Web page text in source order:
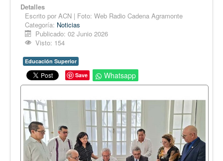
Fotorreportaje
Opinión
En audio
Medio Ambiente
Ciencia, tecnología y curiosidades
Francés
Inglés
Desempolvando la historia
Detalles
Escrito por ACN | Foto: Web Radio Cadena Agramonte
Categoría: Noticias
Publicado: 02 Junio 2026
Visto: 154
Educación Superior
Save
Whatsapp